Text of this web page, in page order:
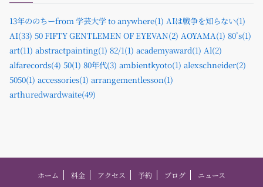
13年ののちーfrom 学芸大学 to anywhere(1) AIは戦争を知らない(1)
AI(33) 50 FIFTY GENTLEMEN OF EYEVAN(2) AOYAMA(1) 80’s(1)
art(11) abstractpainting(1) 82/1(1) academyaward(1) Al(2)
alfarecords(4) 50(1) 80年代(3) ambientkyoto(1) alexschneider(2)
5050(1) accessories(1) arrangementlesson(1)
arthuredwardwaite(49)
ホーム 料金 アクセス 予約 ブログ ニュース